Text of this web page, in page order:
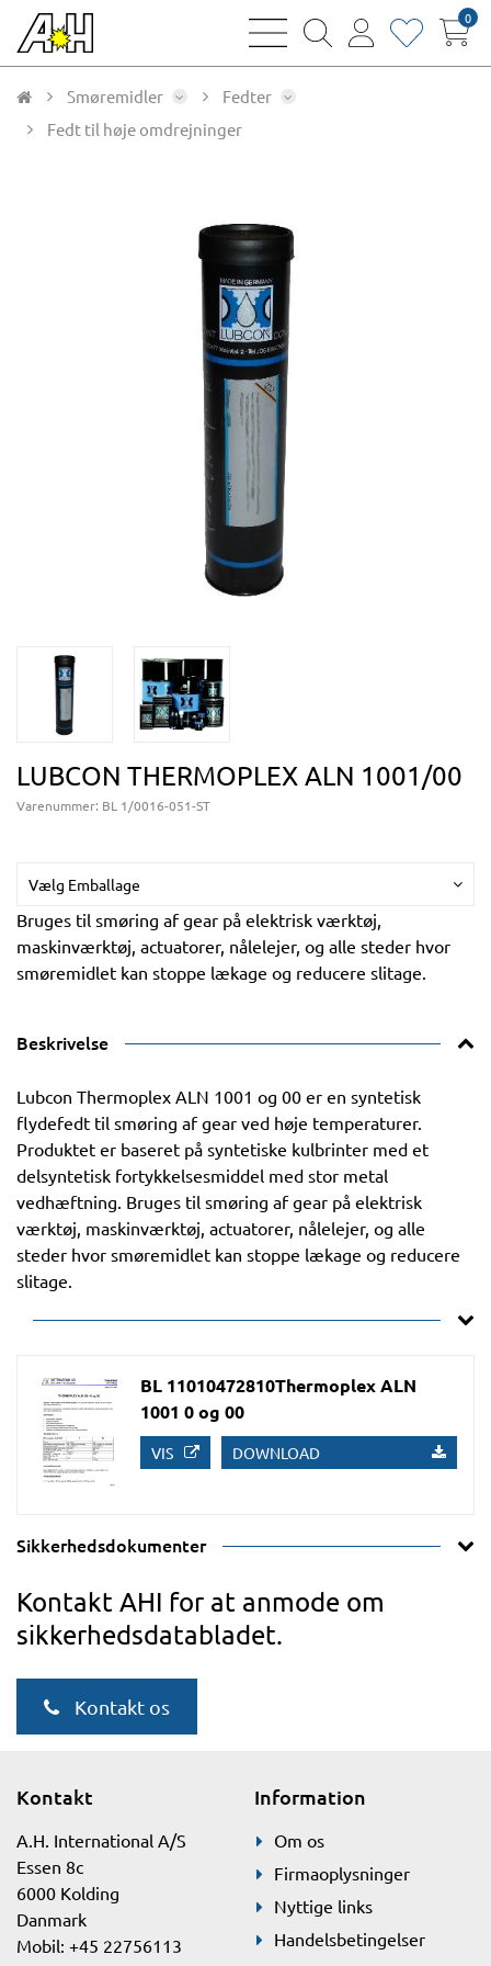
bars
magnifying
user
heart0
Smøremidler
Fedter
Fedt til høje omdrejninger
LUBCON THERMOPLEX ALN 1001/00
Varenummer: BL 1/0016-051-ST
Vælg Emballage
Bruges til smøring af gear på elektrisk værktøj,
maskinværktøj, actuatorer, nålelejer, og alle steder hvor
smøremidlet kan stoppe lækage og reducere slitage.
Beskrivelse
Lubcon Thermoplex ALN 1001 og 00 er en syntetisk
flydefedt til smøring af gear ved høje temperaturer.
Produktet er baseret på syntetiske kulbrinter med et
delsyntetisk fortykkelsesmiddel med stor metal
vedhæftning. Bruges til smøring af gear på elektrisk
værktøj, maskinværktøj, actuatorer, nålelejer, og alle
steder hvor smøremidlet kan stoppe lækage og reducere
slitage.
BL 11010472810Thermoplex ALN
1001 0 og 00
VIS DOWNLOAD
Sikkerhedsdokumenter
Kontakt AHI for at anmode om
sikkerhedsdatabladet.
Kontakt os
Kontakt
A.H. International A/S
Essen 8c
6000 Kolding
Danmark
Mobil: +45 22756113
Information
Om os
Firmaoplysninger
Nyttige links
Handelsbetingelser